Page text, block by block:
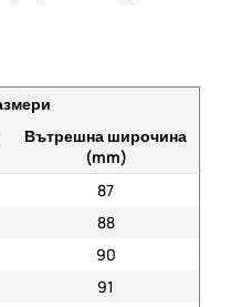
Вътрешна широчина
(mm)
87
88
90
91